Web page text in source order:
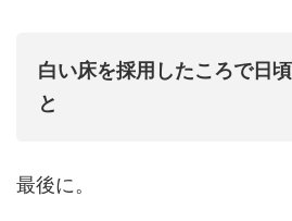
白い床を採用したころで日
と
最後に。